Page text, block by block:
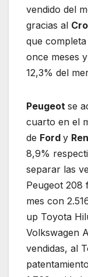
vendido del
gracias al
que
once meses
12,3% del
Peugeot se
cuarto en el
de Ford y
8,9%
separar las
Peugeot 208
mes con
up Toyota
Volkswagen
vendidas, al